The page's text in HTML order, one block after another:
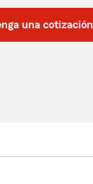
una cotización